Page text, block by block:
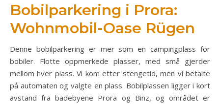
Bobilparkering i Prora:
Wohnmobil-Oase Rügen
Denne bobilparkering er mer som en campingplass for
bobiler. Flotte oppmerkede plasser, med små gjerder
mellom hver plass. Vi kom etter stengetid, men vi betalte
på automaten og valgte en plass. Bobilplassen ligger i kort
avstand fra badebyene Prora og Binz, og området er